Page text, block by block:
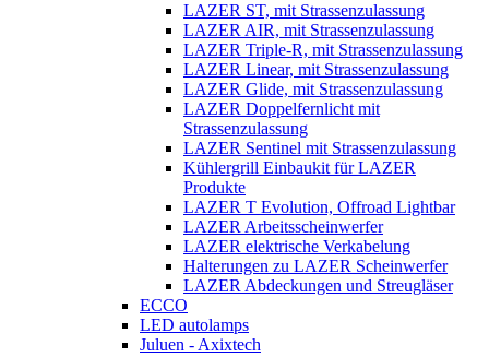
LAZER ST, mit Strassenzulassung
LAZER AIR, mit Strassenzulassung
LAZER Triple-R, mit Strassenzulassung
LAZER Linear, mit Strassenzulassung
LAZER Glide, mit Strassenzulassung
LAZER Doppelfernlicht mit
Strassenzulassung
LAZER Sentinel mit Strassenzulassung
Kühlergrill Einbaukit für LAZER
Produkte
LAZER T Evolution, Offroad Lightbar
LAZER Arbeitsscheinwerfer
LAZER elektrische Verkabelung
Halterungen zu LAZER Scheinwerfer
LAZER Abdeckungen und Streugläser
ECCO
LED autolamps
Juluen - Axixtech